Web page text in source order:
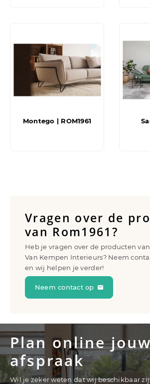
Montego | ROM1961
Vragen over de
van Rom1961?
Heb je vragen over de producten van
Van Kempen Interieurs? Neem
en wij helpen je verder!
Neem contact op
Plan online
afspraak
Wil je zeker weten dat wij beschikbaar